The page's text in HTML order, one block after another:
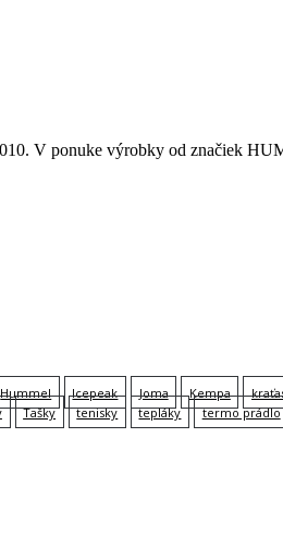
V ponuke výrobky od
Hummel Icepeak Joma Kempa
Tašky tenisky tepláky termo prádlo